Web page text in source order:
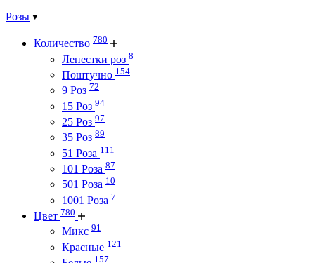
Розы
Количество 780
Лепестки роз 8
Поштучно 154
9 Роз 72
15 Роз 94
25 Роз 97
35 Роз 89
51 Роза 111
101 Роза 87
501 Роза 10
1001 Роза 7
Цвет 780
Микс 91
Красные 121
157